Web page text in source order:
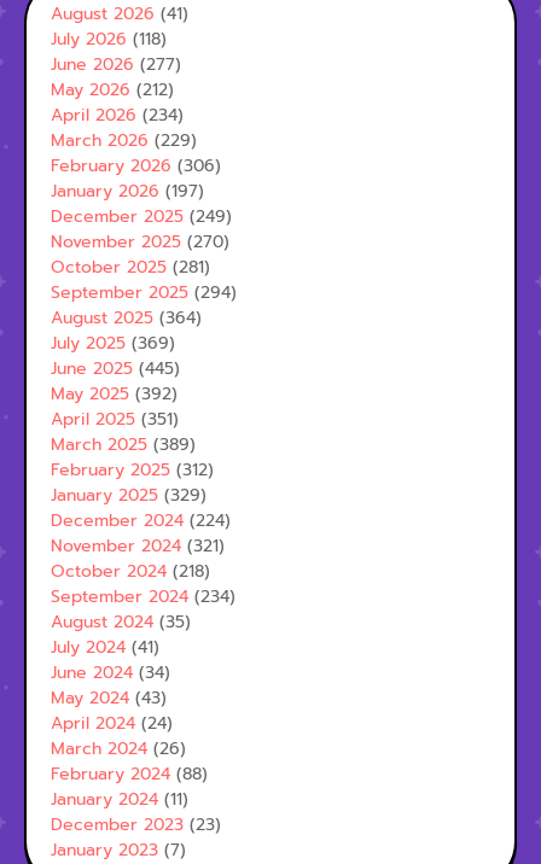
August 2026 (41)
July 2026 (118)
June 2026 (277)
May 2026 (212)
April 2026 (234)
March 2026 (229)
February 2026 (306)
January 2026 (197)
December 2025 (249)
November 2025 (270)
October 2025 (281)
September 2025 (294)
August 2025 (364)
July 2025 (369)
June 2025 (445)
May 2025 (392)
April 2025 (351)
March 2025 (389)
February 2025 (312)
January 2025 (329)
December 2024 (224)
November 2024 (321)
October 2024 (218)
September 2024 (234)
August 2024 (35)
July 2024 (41)
June 2024 (34)
May 2024 (43)
April 2024 (24)
March 2024 (26)
February 2024 (88)
January 2024 (11)
December 2023 (23)
January 2023 (7)